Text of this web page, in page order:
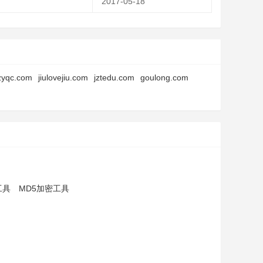
jiulovejiu.com jztedu.com goulong.com
具 MD5加密工具